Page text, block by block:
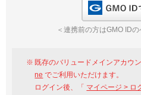
※AmazonはValue
GMO ID
＜連携前の方はGMO ID
既存のバリュードメインアカウ
ne でご利用いただけます。
ログイン後、「 マイページ > ロ